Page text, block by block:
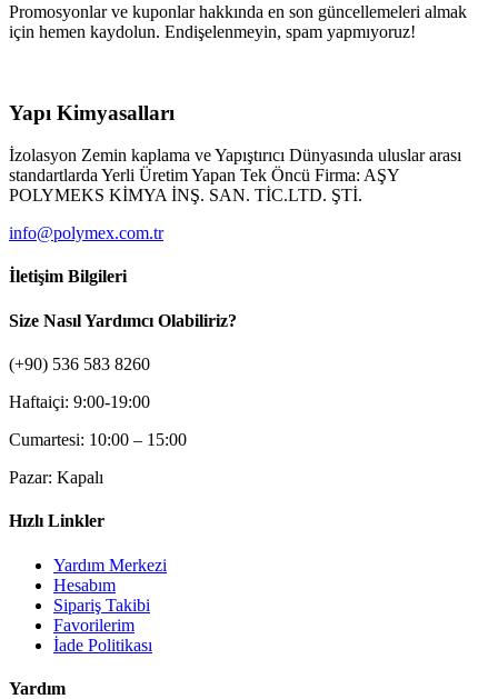
Promosyonlar ve kuponlar hakkında en son güncellemeleri almak
için hemen kaydolun. Endişelenmeyin, spam yapmıyoruz!
Yapı Kimyasalları
İzolasyon Zemin kaplama ve Yapıştırıcı Dünyasında uluslar arası
standartlarda Yerli Üretim Yapan Tek Öncü Firma: AŞY
POLYMEKS KİMYA İNŞ. SAN. TİC.LTD. ŞTİ.
info@polymex.com.tr
İletişim Bilgileri
Size Nasıl Yardımcı Olabiliriz?
(+90) 536 583 8260
Haftaiçi: 9:00-19:00
Cumartesi: 10:00 – 15:00
Pazar: Kapalı
Hızlı Linkler
Yardım Merkezi
Hesabım
Sipariş Takibi
Favorilerim
İade Politikası
Yardım